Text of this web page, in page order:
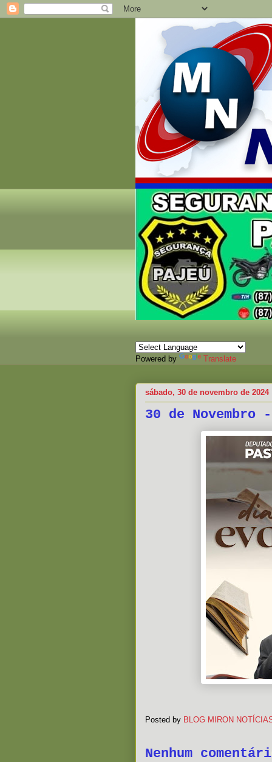
Powered by Translate
sábado, 30 de novembro de 2024
30 de
Posted by BLOG MIRON
Nenhum